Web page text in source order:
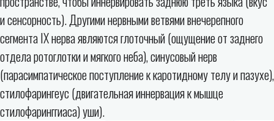
и сенсорность). Другими нервными ветвями внечерепного
сегмента IX нерва являются глоточный (ощущение от заднего
отдела ротоглотки и мягкого неба), синусовый нерв
(парасимпатическое поступление к каротидному телу и пазухе),
стилофарингеус (двигательная иннервация к мышце
стилофаринггиаса) уши).